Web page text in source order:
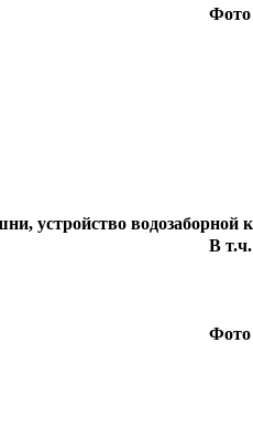
устройство водозаборной
В